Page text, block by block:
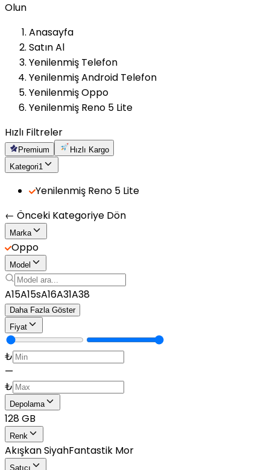
Olun
Anasayfa
Satın Al
Yenilenmiş Telefon
Yenilenmiş Android Telefon
Yenilenmiş Oppo
Yenilenmiş Reno 5 Lite
Hızlı Filtreler
Premium
Hızlı Kargo
Kategori1
Yenilenmiş Reno 5 Lite
← Önceki Kategoriye Dön
Marka
Oppo
Model
A15A15sA16A31A38
Daha Fazla Göster
Fiyat
₺
—
₺
Depolama
128 GB
Renk
Akışkan SiyahFantastik Mor
Satıcı